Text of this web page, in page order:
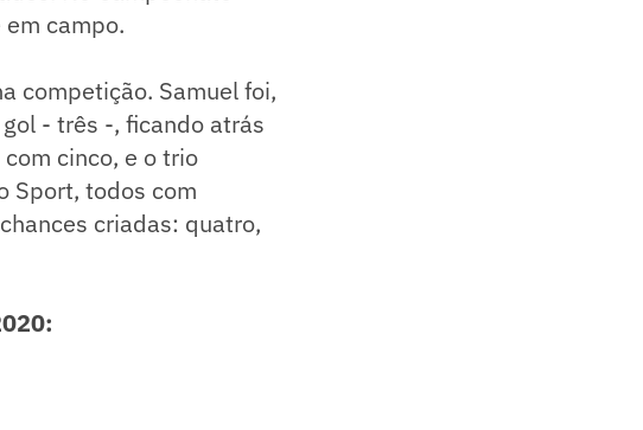
campo.
competição. Samuel foi,
- três -, ficando atrás
cinco, e o trio
Sport, todos com
criadas: quatro,